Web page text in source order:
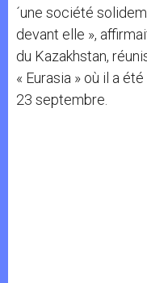
´une société
devant elle »,
du Kazakhstan,
« Eurasia » où il a
23 septembre.